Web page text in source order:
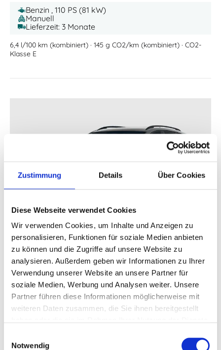
Zustimmung Details Über Cookies
Diese Webseite verwendet Cookies
Wir verwenden Cookies, um Inhalte und Anzeigen zu
personalisieren, Funktionen für soziale Medien anbieten
zu können und die Zugriffe auf unsere Website zu
analysieren. Außerdem geben wir Informationen zu Ihrer
Verwendung unserer Website an unsere Partner für
soziale Medien, Werbung und Analysen weiter. Unsere
Partner führen diese Informationen möglicherweise mit
weiteren Daten zusammen, die Sie ihnen bereitgestellt
Notwendig
Benzin , 110 PS (81 kW)
Manuell
Lieferzeit: 3 Monate
6,4 l/100 km (kombiniert) · 145 g CO2/km (kombiniert) · CO2-
Klasse E
Volkswagen GolfVariant Life 2.0 TDI DSG
Leasing ohne Anzahlung
frei konfigurierbar
ab195,00 €
/Monat. zzgl Mwst
+27,39€zzgl Mwst
optional Wartung & Verschleiß
36 Monate
Anpassbar
10.000 km/Jahr
Anpassbar
Diesel , 150 PS (110 kW)